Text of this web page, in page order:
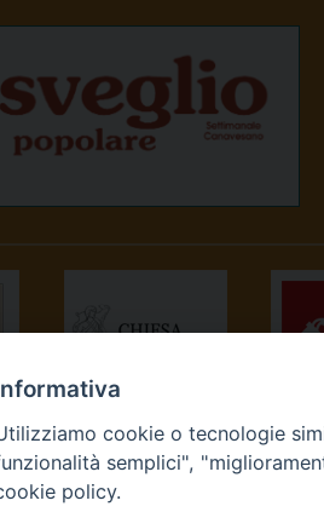
CONFERENZA
EPISCOPALE
ITALIANA
cookie o tecnologie
semplici",
policy.